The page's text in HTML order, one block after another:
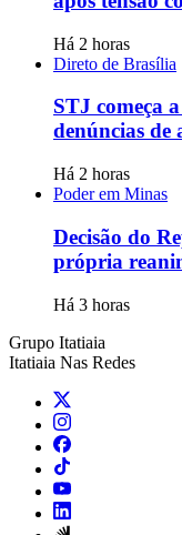
Há 2 horas
Direto de Brasília
STJ começa
denúncias de
Há 2 horas
Poder em Minas
Decisão do
própria
Há 3 horas
Grupo Itatiaia
Itatiaia Nas Redes